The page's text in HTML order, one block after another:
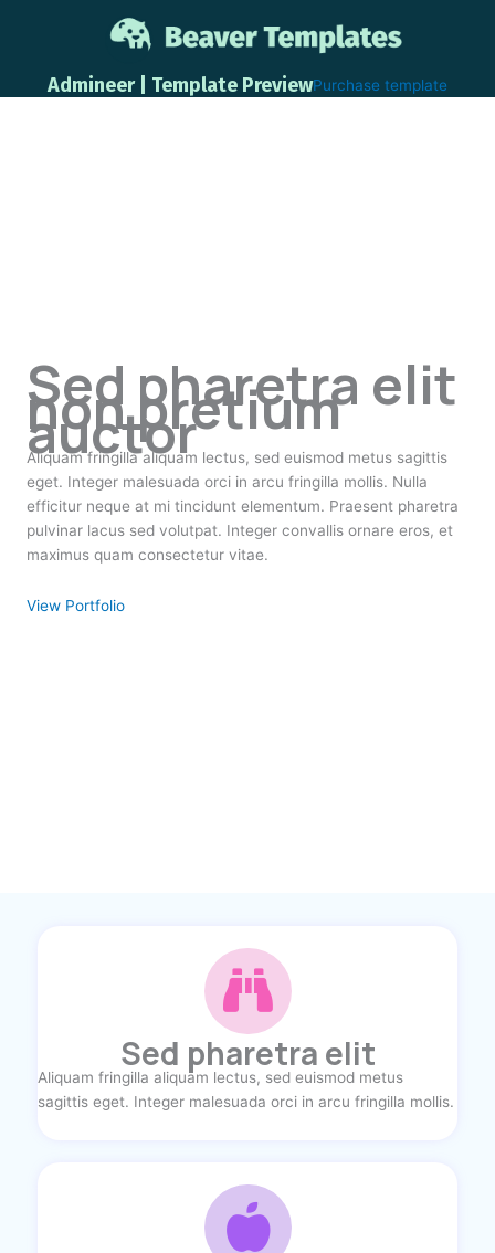
Admineer | Template PreviewPurchase template
Sed pharetra elit
non pretium
auctor
Aliquam fringilla aliquam lectus, sed euismod metus sagittis
eget. Integer malesuada orci in arcu fringilla mollis. Nulla
efficitur neque at mi tincidunt elementum. Praesent pharetra
pulvinar lacus sed volutpat. Integer convallis ornare eros, et
maximus quam consectetur vitae.
View Portfolio
Sed pharetra elit
Aliquam fringilla aliquam lectus, sed euismod metus
sagittis eget. Integer malesuada orci in arcu fringilla mollis.